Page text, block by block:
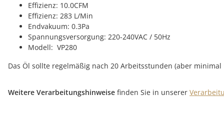
Effizienz: 10.0CFM
Effizienz: 283 L/Min
Endvakuum: 0.3Pa
Spannungsversorgung: 220-240VAC / 50Hz
Modell: VP280
Das Öl sollte regelmäßig nach 20 Arbeitsstunden (aber
Weitere Verarbeitungshinweise finden Sie in unserer